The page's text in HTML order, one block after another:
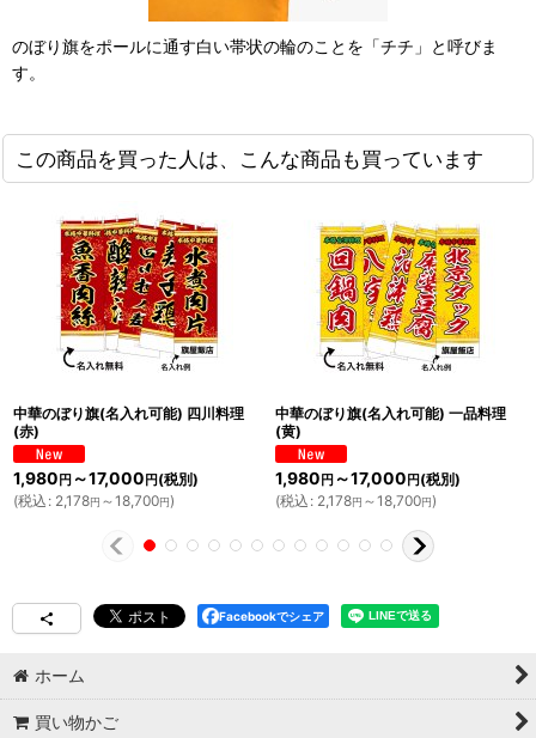
のぼり旗をポールに通す白い帯状の輪のことを「チチ」と呼びま
す。
この商品を買った人は、こんな商品も買っています
中華のぼり旗(名入れ可能) 四川料理
(赤)
1,980 円 ～17,000 円 (税別)
(税込 : 2,178円 ～18,700円)
中華のぼり旗(名入れ可能) 一品料理
(黄)
1,980 円 ～17,000 円 (税別)
(税込 : 2,178円 ～18,700円)
Facebookでシェア
ホーム
買い物かご